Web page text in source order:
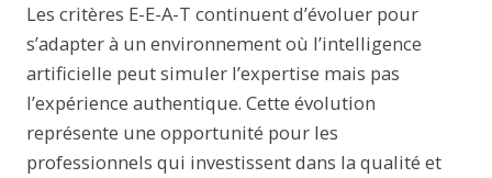
Les critères E-E-A-T continuent d’évoluer pour
s’adapter à un environnement où l’intelligence
artificielle peut simuler l’expertise mais pas
l’expérience authentique. Cette évolution
représente une opportunité pour les
professionnels qui investissent dans la qualité et